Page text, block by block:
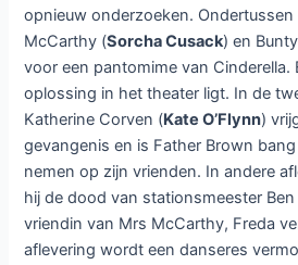
opnieuw onderzoeken.
McCarthy (Sorcha Cusack) en
voor een pantomime van Cinderella.
oplossing in het theater ligt. In de
Katherine Corven (Kate O’Flynn)
gevangenis en is Father Brown
nemen op zijn vrienden. In andere
hij de dood van stationsmeester
vriendin van Mrs McCarthy, Freda
aflevering wordt een danseres